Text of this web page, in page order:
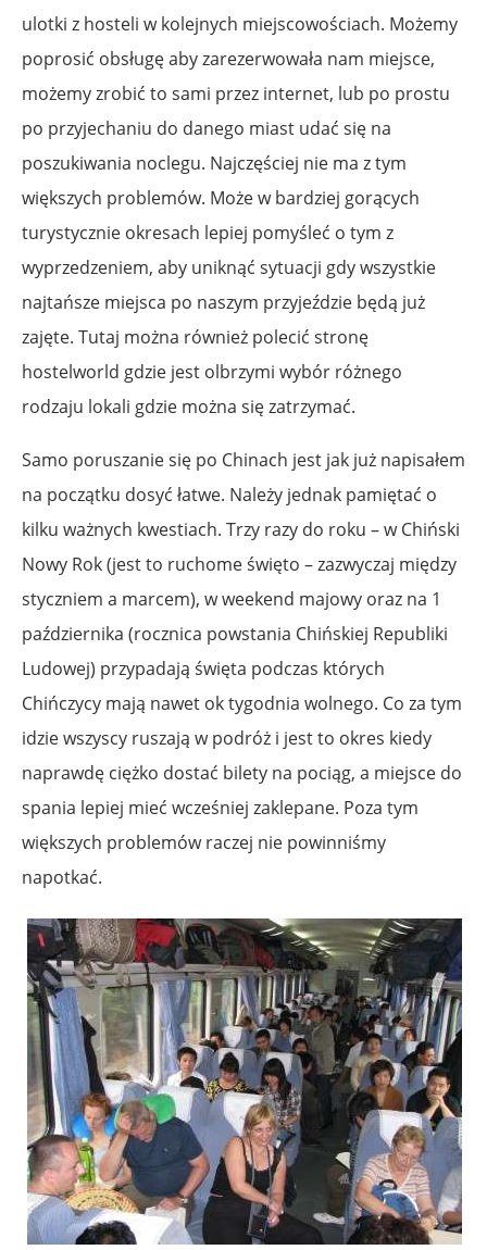
ulotki z hosteli w kolejnych miejscowościach. Możemy
poprosić obsługę aby zarezerwowała nam miejsce,
możemy zrobić to sami przez internet, lub po prostu
po przyjechaniu do danego miast udać się na
poszukiwania noclegu. Najczęściej nie ma z tym
większych problemów. Może w bardziej gorących
turystycznie okresach lepiej pomyśleć o tym z
wyprzedzeniem, aby uniknąć sytuacji gdy wszystkie
najtańsze miejsca po naszym przyjeździe będą już
zajęte. Tutaj można również polecić stronę
hostelworld gdzie jest olbrzymi wybór różnego
rodzaju lokali gdzie można się zatrzymać.
Samo poruszanie się po Chinach jest jak już napisałem
na początku dosyć łatwe. Należy jednak pamiętać o
kilku ważnych kwestiach. Trzy razy do roku – w Chiński
Nowy Rok (jest to ruchome święto – zazwyczaj między
styczniem a marcem), w weekend majowy oraz na 1
października (rocznica powstania Chińskiej Republiki
Ludowej) przypadają święta podczas których
Chińczycy mają nawet ok tygodnia wolnego. Co za tym
idzie wszyscy ruszają w podróż i jest to okres kiedy
naprawdę ciężko dostać bilety na pociąg, a miejsce do
spania lepiej mieć wcześniej zaklepane. Poza tym
większych problemów raczej nie powinniśmy
napotkać.